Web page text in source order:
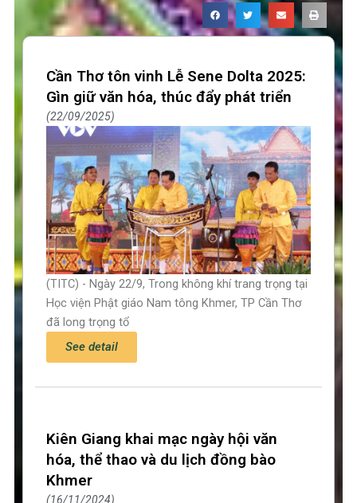
Cần Thơ tôn vinh Lễ Sene Dolta 2025:
Gìn giữ văn hóa, thúc đẩy phát triển
22/09/2025
(TITC) - Ngày 22/9, Trong không khí trang trọng tại
Học viện Phật giáo Nam tông Khmer, TP Cần Thơ
đã long trọng tổ
See detail
Kiên Giang khai mạc ngày hội văn
hóa, thể thao và du lịch đồng bào
Khmer
16/11/2024